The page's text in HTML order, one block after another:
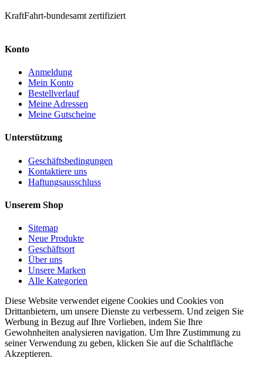
KraftFahrt-bundesamt zertifiziert
Konto
Anmeldung
Mein Konto
Bestellverlauf
Meine Adressen
Meine Gutscheine
Unterstützung
Geschäftsbedingungen
Kontaktiere uns
Haftungsausschluss
Unserem Shop
Sitemap
Neue Produkte
Geschäftsort
Über uns
Unsere Marken
Alle Kategorien
Diese Website verwendet eigene Cookies und Cookies von
Drittanbietern, um unsere Dienste zu verbessern. Und zeigen Sie
Werbung in Bezug auf Ihre Vorlieben, indem Sie Ihre
Gewohnheiten analysieren navigation. Um Ihre Zustimmung zu
seiner Verwendung zu geben, klicken Sie auf die Schaltfläche
Akzeptieren.